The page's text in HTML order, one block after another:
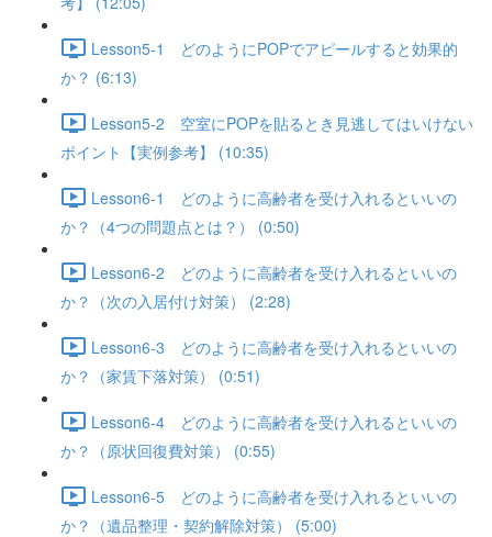
Lesson5-1 どのようにPOPでアピールすると効果的
か？ (6:13)
Lesson5-2 空室にPOPを貼るとき見逃してはいけない
ポイント【実例参考】 (10:35)
Lesson6-1 どのように高齢者を受け入れるといいの
か？（4つの問題点とは？） (0:50)
Lesson6-2 どのように高齢者を受け入れるといいの
か？（次の入居付け対策） (2:28)
Lesson6-3 どのように高齢者を受け入れるといいの
か？（家賃下落対策） (0:51)
Lesson6-4 どのように高齢者を受け入れるといいの
か？（原状回復費対策） (0:55)
Lesson6-5 どのように高齢者を受け入れるといいの
か？（遺品整理・契約解除対策） (5:00)